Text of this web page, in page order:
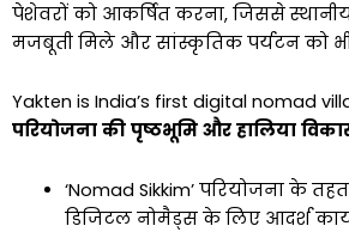
पेशेवरों को आकर्षित करना, जिससे
मजबूती मिले और सांस्कृतिक पर्यटन को भी
Yakten is India’s first digital nomad
परियोजना की पृष्ठभूमि और हालिया
‘Nomad Sikkim’ परियोजना के
डिजिटल नोमैड्स के लिए आदर्श